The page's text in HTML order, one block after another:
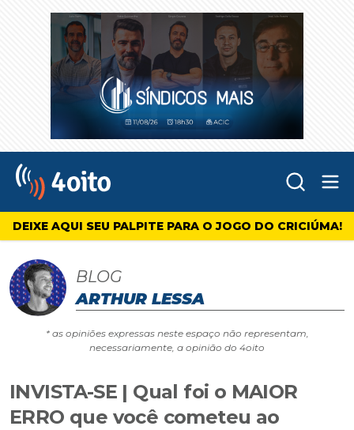
4oito
DEIXE AQUI SEU PALPITE PARA O JOGO DO CRICIÚMA!
BLOG
ARTHUR LESSA
* as opiniões expressas neste espaço não representam,
necessariamente, a opinião do 4oito
INVISTA-SE | Qual foi o MAIOR
ERRO que você cometeu ao